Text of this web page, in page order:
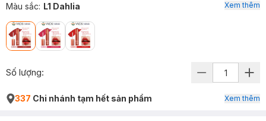
Màu sắc: L1 Dahlia Xem thêm
Số lượng:
337 Chi nhánh tạm hết sản phẩm Xem thêm